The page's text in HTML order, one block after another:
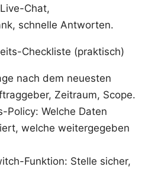
Chat,
schnelle Antworten.
Checkliste (praktisch)
nach dem neuesten
Zeitraum, Scope.
Policy: Welche Daten
welche weitergegeben
Funktion: Stelle sicher,